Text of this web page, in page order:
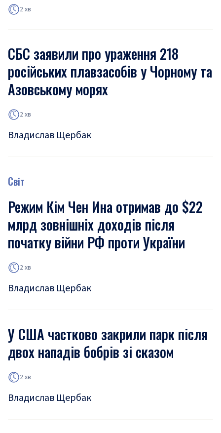
2 хв
СБС заявили про ураження 218
російських плавзасобів у Чорному та
Азовському морях
2 хв
Владислав Щербак
Світ
Режим Кім Чен Ина отримав до $22
млрд зовнішніх доходів після
початку війни РФ проти України
2 хв
Владислав Щербак
У США частково закрили парк після
двох нападів бобрів зі сказом
2 хв
Владислав Щербак